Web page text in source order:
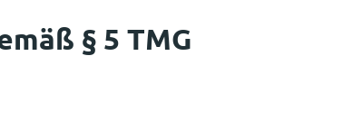
§ 5 TMG